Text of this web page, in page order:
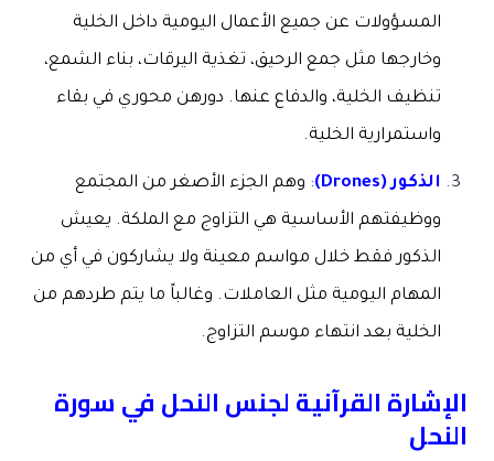
المسؤولات عن جميع الأعمال اليومية داخل الخلية
وخارجها مثل جمع الرحيق، تغذية اليرقات، بناء الشمع،
تنظيف الخلية، والدفاع عنها. دورهن محوري في بقاء
واستمرارية الخلية.
الذكور(Drones)
: وهم الجزء الأصغر من المجتمع
ووظيفتهم الأساسية هي التزاوج مع الملكة. يعيش
الذكور فقط خلال مواسم معينة ولا يشاركون في أي من
المهام اليومية مثل العاملات. وغالباً ما يتم طردهم من
الخلية بعد انتهاء موسم التزاوج.
الإشارة القرآنية لجنس النحل في سورة
النحل